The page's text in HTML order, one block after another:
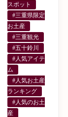
スポット
#三重県限定
お土産
#三重観光
#五十鈴川
#人気アイテ
ム
#人気お土産
ランキング
#人気のお土
産